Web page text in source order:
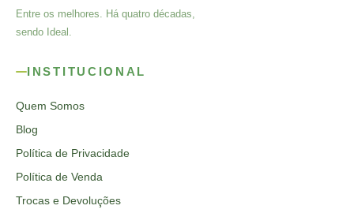
Entre os melhores. Há quatro décadas,
sendo Ideal.
INSTITUCIONAL
Quem Somos
Blog
Política de Privacidade
Política de Venda
Trocas e Devoluções